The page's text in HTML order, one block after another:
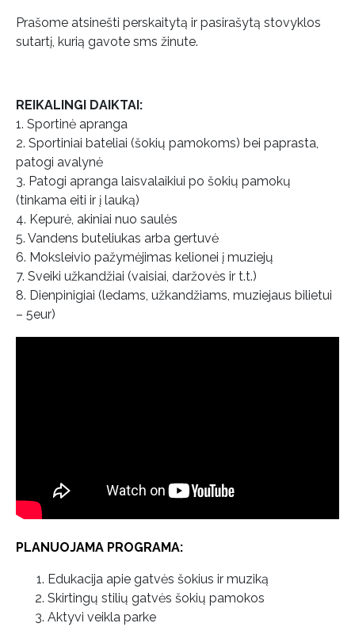
Prašome atsinešti perskaitytą ir pasirašytą stovyklos
sutartį, kurią gavote sms žinute.
REIKALINGI DAIKTAI:
1. Sportinė apranga
2. Sportiniai bateliai (šokių pamokoms) bei paprasta,
patogi avalynė
3. Patogi apranga laisvalaikiui po šokių pamokų
(tinkama eiti ir į lauką)
4. Kepurė, akiniai nuo saulės
5. Vandens buteliukas arba gertuvė
6. Moksleivio pažymėjimas kelionei į muziejų
7. Sveiki užkandžiai (vaisiai, daržovės ir t.t.)
8. Dienpinigiai (ledams, užkandžiams, muziejaus bilietui
– 5eur)
PLANUOJAMA PROGRAMA:
Edukacija apie gatvės šokius ir muziką
Skirtingų stilių gatvės šokių pamokos
Aktyvi veikla parke